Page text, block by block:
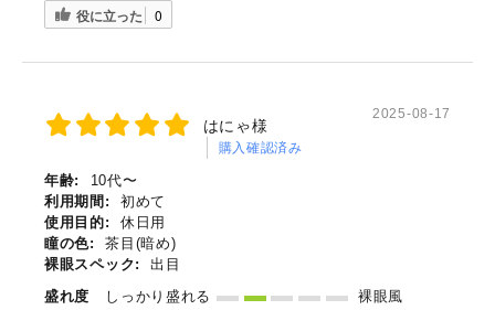
役に立った 0
はにゃ様
購入確認済み
2025-08-17
年齢:
10代〜
利用期間:
初めて
使用目的:
休日用
瞳の色:
茶目(暗め)
裸眼スペック:
出目
盛れ度
しっかり盛れる 裸眼風